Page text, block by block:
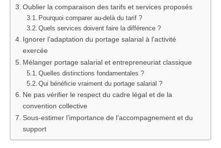
Oublier la comparaison des tarifs et services proposés
Pourquoi comparer au-delà du tarif ?
Quels services doivent faire la différence ?
Ignorer l’adaptation du portage salarial à l’activité
exercée
Mélanger portage salarial et entrepreneuriat classique
Quelles distinctions fondamentales ?
Qui bénéficie vraiment du portage salarial ?
Ne pas vérifier le respect du cadre légal et de la
convention collective
Sous-estimer l’importance de l’accompagnement et du
support